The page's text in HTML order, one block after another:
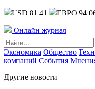
USD 81.41 ЕВРО
Онлайн журнал
Экономика Общество
компаний События
Другие новости